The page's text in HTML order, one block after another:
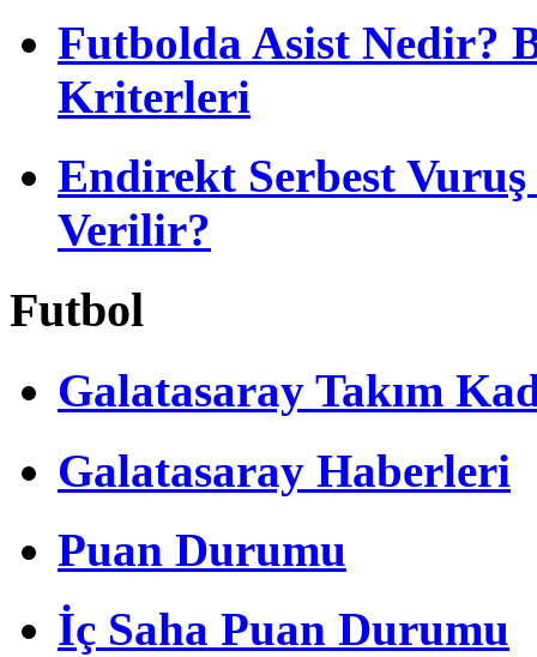
Futbolda Asist Nedir?
Kriterleri
Endirekt Serbest
Verilir?
Futbol
Galatasaray Takım
Galatasaray Haberleri
Puan Durumu
İç Saha Puan Durumu